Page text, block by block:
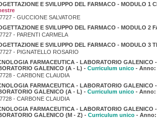
E SVILUPPO DEL FARMACO - MODULO 1
- GUCCIONE SALVATORE
E SVILUPPO DEL FARMACO - MODULO 2
- PARENTI CARMELA
E SVILUPPO DEL FARMACO - MODULO 3
- PIGNATELLO ROSARIO
FARMACEUTICA - LABORATORIO GALENICO
GALENICO (A - L) - Curriculum unico - Anno:
- CARBONE CLAUDIA
FARMACEUTICA - LABORATORIO GALENICO
GALENICO (A - L) - Curriculum unico - Anno:
- CARBONE CLAUDIA
FARMACEUTICA - LABORATORIO GALENICO
GALENICO (M - Z) - Curriculum unico - Anno: